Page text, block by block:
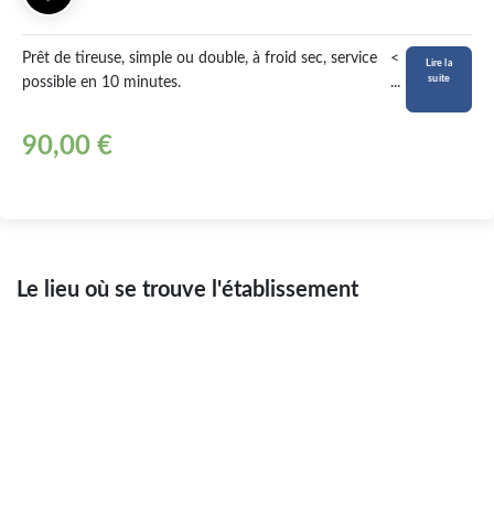
Prêt de tireuse, simple ou double, à froid sec, service
possible en 10 minutes.
<
...
Lire la
suite
90,00 €
Le lieu où se trouve l'établissement